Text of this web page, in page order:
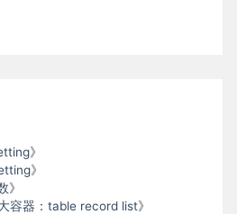
》
》
》
容器：table record list》